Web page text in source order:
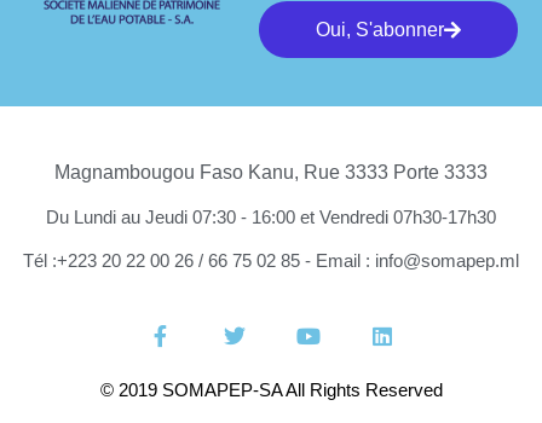
Oui, S'abonner
Magnambougou Faso Kanu, Rue 3333 Porte 3333
Du Lundi au Jeudi 07:30 - 16:00 et Vendredi 07h30-17h30
Tél :+223 20 22 00 26 / 66 75 02 85 - Email : info@somapep.ml
© 2019 SOMAPEP-SA All Rights Reserved